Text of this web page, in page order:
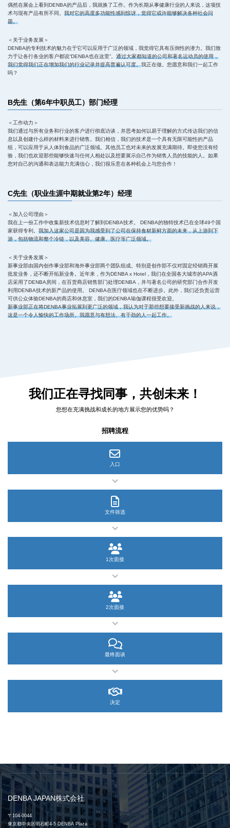
偶然在展会上看到DENBA的产品后，我就换了工作。作为长期从事健康行业的人来说，这项技
术与现有产品有所不同。 我对它的高度多功能性感到惊讶，觉得它或许能够解决各种社会问
题。
＜关于业务发展＞
DENBA的专利技术的魅力在于它可以应用于广泛的领域，我觉得它具有压倒性的潜力。我们致
力于让各行各业的客户都说“DENBA也在这里”。 通过大家都知道的公司和著名运动员的使用，
我们觉得我们正在增加我们的行业记录并提高普遍认可度。我正在做。您愿意和我们一起工作
吗？
B先生（第6年中职员工）部门经理
＜工作动力＞
我们通过与所有业务和行业的客户进行彻底访谈，并思考如何以易于理解的方式传达我们的信
息以及创建什么样的材料来进行销售。我们相信，我们的技术是一个具有无限可能性的产品
组，可以应用于从人体到食品的广泛领域。其他员工也对未来的发展充满期待。即使您没有经
验，我们也欢迎那些能够快速与任何人相处以及想要展示自己作为销售人员的技能的人。如果
您对自己的沟通和表达能力充满信心，我们很乐意在各种机会上与您合作！
C先生（职业生涯中期就业第2年）经理
＜加入公司理由＞
我在上一份工作中收集新技术信息时了解到DENBA技术。 DENBA的独特技术已在全球49个国
家获得专利。 我加入这家公司是因为我感受到了公司在保持食材新鲜方面的未来，从上游到下
游，包括物流和整个冷链，以及美容、健康、医疗等广泛领域。
＜关于业务发展＞
新事业部由国内创作事业部和海外事业部两个团队组成。特别是创作部不仅对固定经销商开展
批发业务，还不断开拓新业务。近年来，作为DENBA x Hotel，我们在全国各大城市的APA酒
店采用了DENBA房间，在百货商店销售部门处理DENBA，并与著名公司的研究部门合作开发
利用DENBA技术的新产品的使用。 DENBA在医疗领域也在不断进步。此外，我们还负责运营
可供公众体验DENBA的商店和休息室，我们的DENBA瑜伽课程很受欢迎。
新事业部正在将DENBA事业拓展到更广泛的领域，我认为对于那些想要接受新挑战的人来说，
这是一个令人愉快的工作场所。我愿意与有想法、有干劲的人一起工作。
我们正在寻找同事，共创未来！
您想在充满挑战和成长的地方展示您的优势吗？
招聘流程
入口
文件筛选
1次面接
2次面接
最终面谈
决定
DENBA JAPAN株式会社
〒104-0044
東京都中央区明石町4-5 DENBA Plaza